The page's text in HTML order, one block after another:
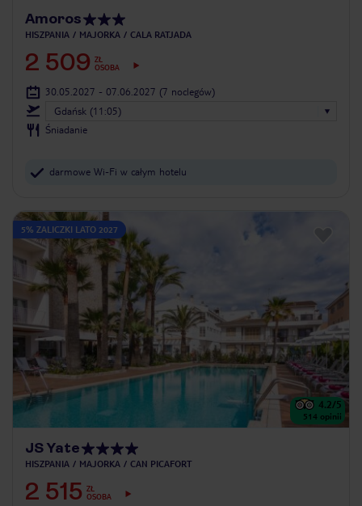
Amoros
HISZPANIA MAJORKA CALA RATJADA
2 509 ZŁ
OSOBA
30.05.2027 - 07.06.2027 (7 noclegów)
Gdańsk (11:05)
Śniadanie
darmowe Wi-Fi w całym hotelu
5% ZALICZKI LATO 2027
4.2/5
514 opinii
JS Yate
HISZPANIA MAJORKA CAN PICAFORT
2 515 ZŁ
OSOBA